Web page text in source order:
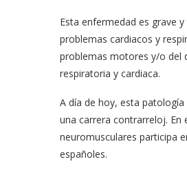
Esta enfermedad es grave
problemas cardiacos y
problemas motores y/o del
respiratoria y cardiaca.
A día de hoy, esta
una carrera contrarreloj. En
neuromusculares participa
españoles.